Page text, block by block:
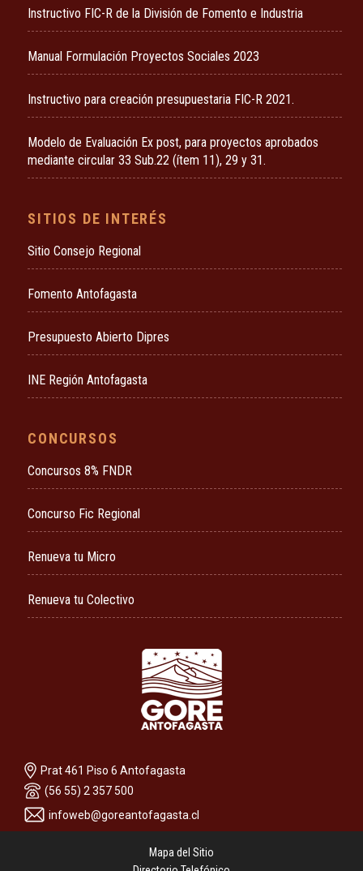
Instructivo FIC-R de la División de Fomento e Industria
Manual Formulación Proyectos Sociales 2023
Instructivo para creación presupuestaria FIC-R 2021.
Modelo de Evaluación Ex post, para proyectos aprobados
mediante circular 33 Sub.22 (ítem 11), 29 y 31.
SITIOS DE INTERÉS
Sitio Consejo Regional
Fomento Antofagasta
Presupuesto Abierto Dipres
INE Región Antofagasta
CONCURSOS
Concursos 8% FNDR
Concurso Fic Regional
Renueva tu Micro
Renueva tu Colectivo
Prat 461 Piso 6 Antofagasta
(56 55) 2 357 500
infoweb@goreantofagasta.cl
Mapa del Sitio